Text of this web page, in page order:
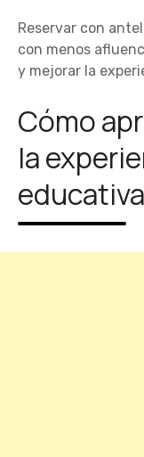
Reservar con
con menos
y mejorar la
Cómo
la
educativa